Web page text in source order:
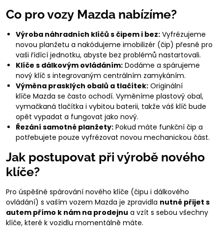
Co pro vozy Mazda nabízíme?
Výroba náhradních klíčů s čipem i bez: Vyfrézujeme
novou planžetu a nakódujeme imobilizér (čip) přesně pro
vaši řídící jednotku, abyste bez problémů nastartovali.
Klíče s dálkovým ovládáním: Dodáme a spárujeme
nový klíč s integrovaným centrálním zamykáním.
Výměna prasklých obalů a tlačítek: Originální
klíče Mazda se často ochodí. Vyměníme plastový obal,
vymačkaná tlačítka i vybitou baterii, takže váš klíč bude
opět vypadat a fungovat jako nový.
Řezání samotné planžety: Pokud máte funkční čip a
potřebujete pouze vyfrézovat novou mechanickou část.
Jak postupovat při výrobě nového
klíče?
Pro úspěšné spárování nového klíče (čipu i dálkového
ovládání) s vaším vozem Mazda je zpravidla nutné přijet s
autem přímo k nám na prodejnu a vzít s sebou všechny
klíče, které k vozidlu momentálně máte.